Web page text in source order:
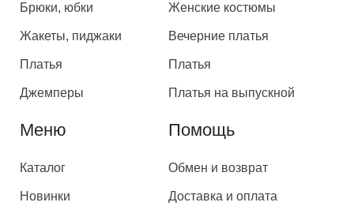
Брюки, юбки
Жакеты, пиджаки
Платья
Джемперы
Женские костюмы
Вечерние платья
Платья
Платья на выпускной
Меню
Каталог
Новинки
Помощь
Обмен и возврат
Доставка и оплата